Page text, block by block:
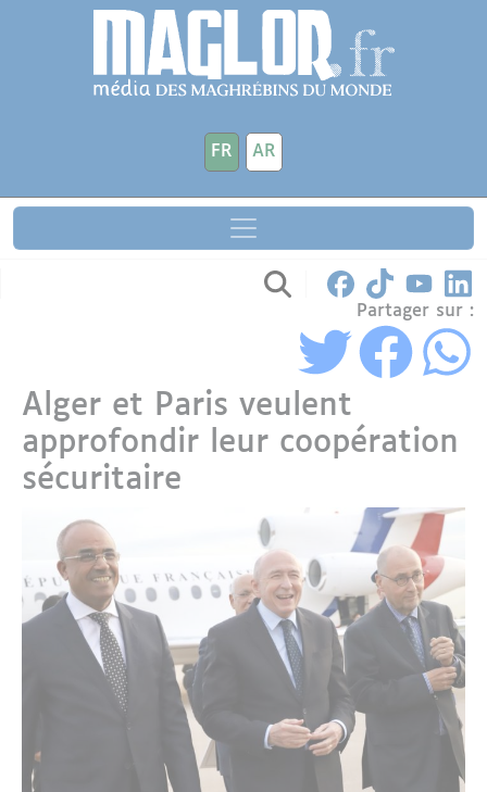
Aller au contenu principal
FR AR
Partager sur :
Alger et Paris veulent
approfondir leur coopération
sécuritaire
Panneau de gestion des cookies